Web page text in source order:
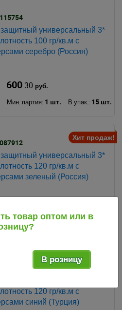
115754
универсальный 3*
100 гр/кв.м с
серебро (Россия)
600.30 руб.
Мин. партия: 1 шт. В упак.: 15 шт.
Хит продаж!
087912
универсальный 3*
120 гр/кв.м с
зеленый (Россия)
Мин. партия:
120 гр/кв.м с
синий (Турция)
товар оптом или в
В розницу